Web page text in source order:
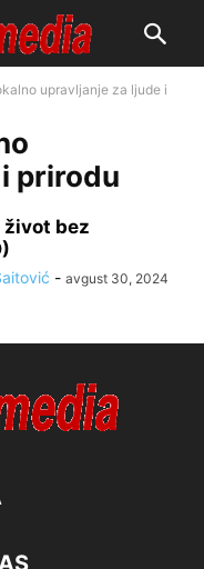
upravljanje za ljude i
prirodu
život bez
- avgust 30, 2024